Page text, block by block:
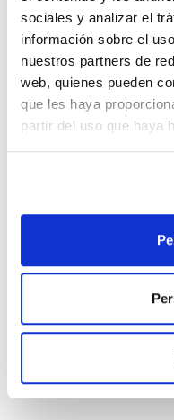
sociales y analizar el
información sobre el
nuestros partners de
web, quienes pueden
que les haya
partir del uso que haya
Dimensiones diámetro
Material : PP
RCF (xg) : 1300
Tubos de poliestireno o
fondo redondo o cónico,
Se pueden usar en
Ver más
Documentación
Los productos
productos marca
listos para una